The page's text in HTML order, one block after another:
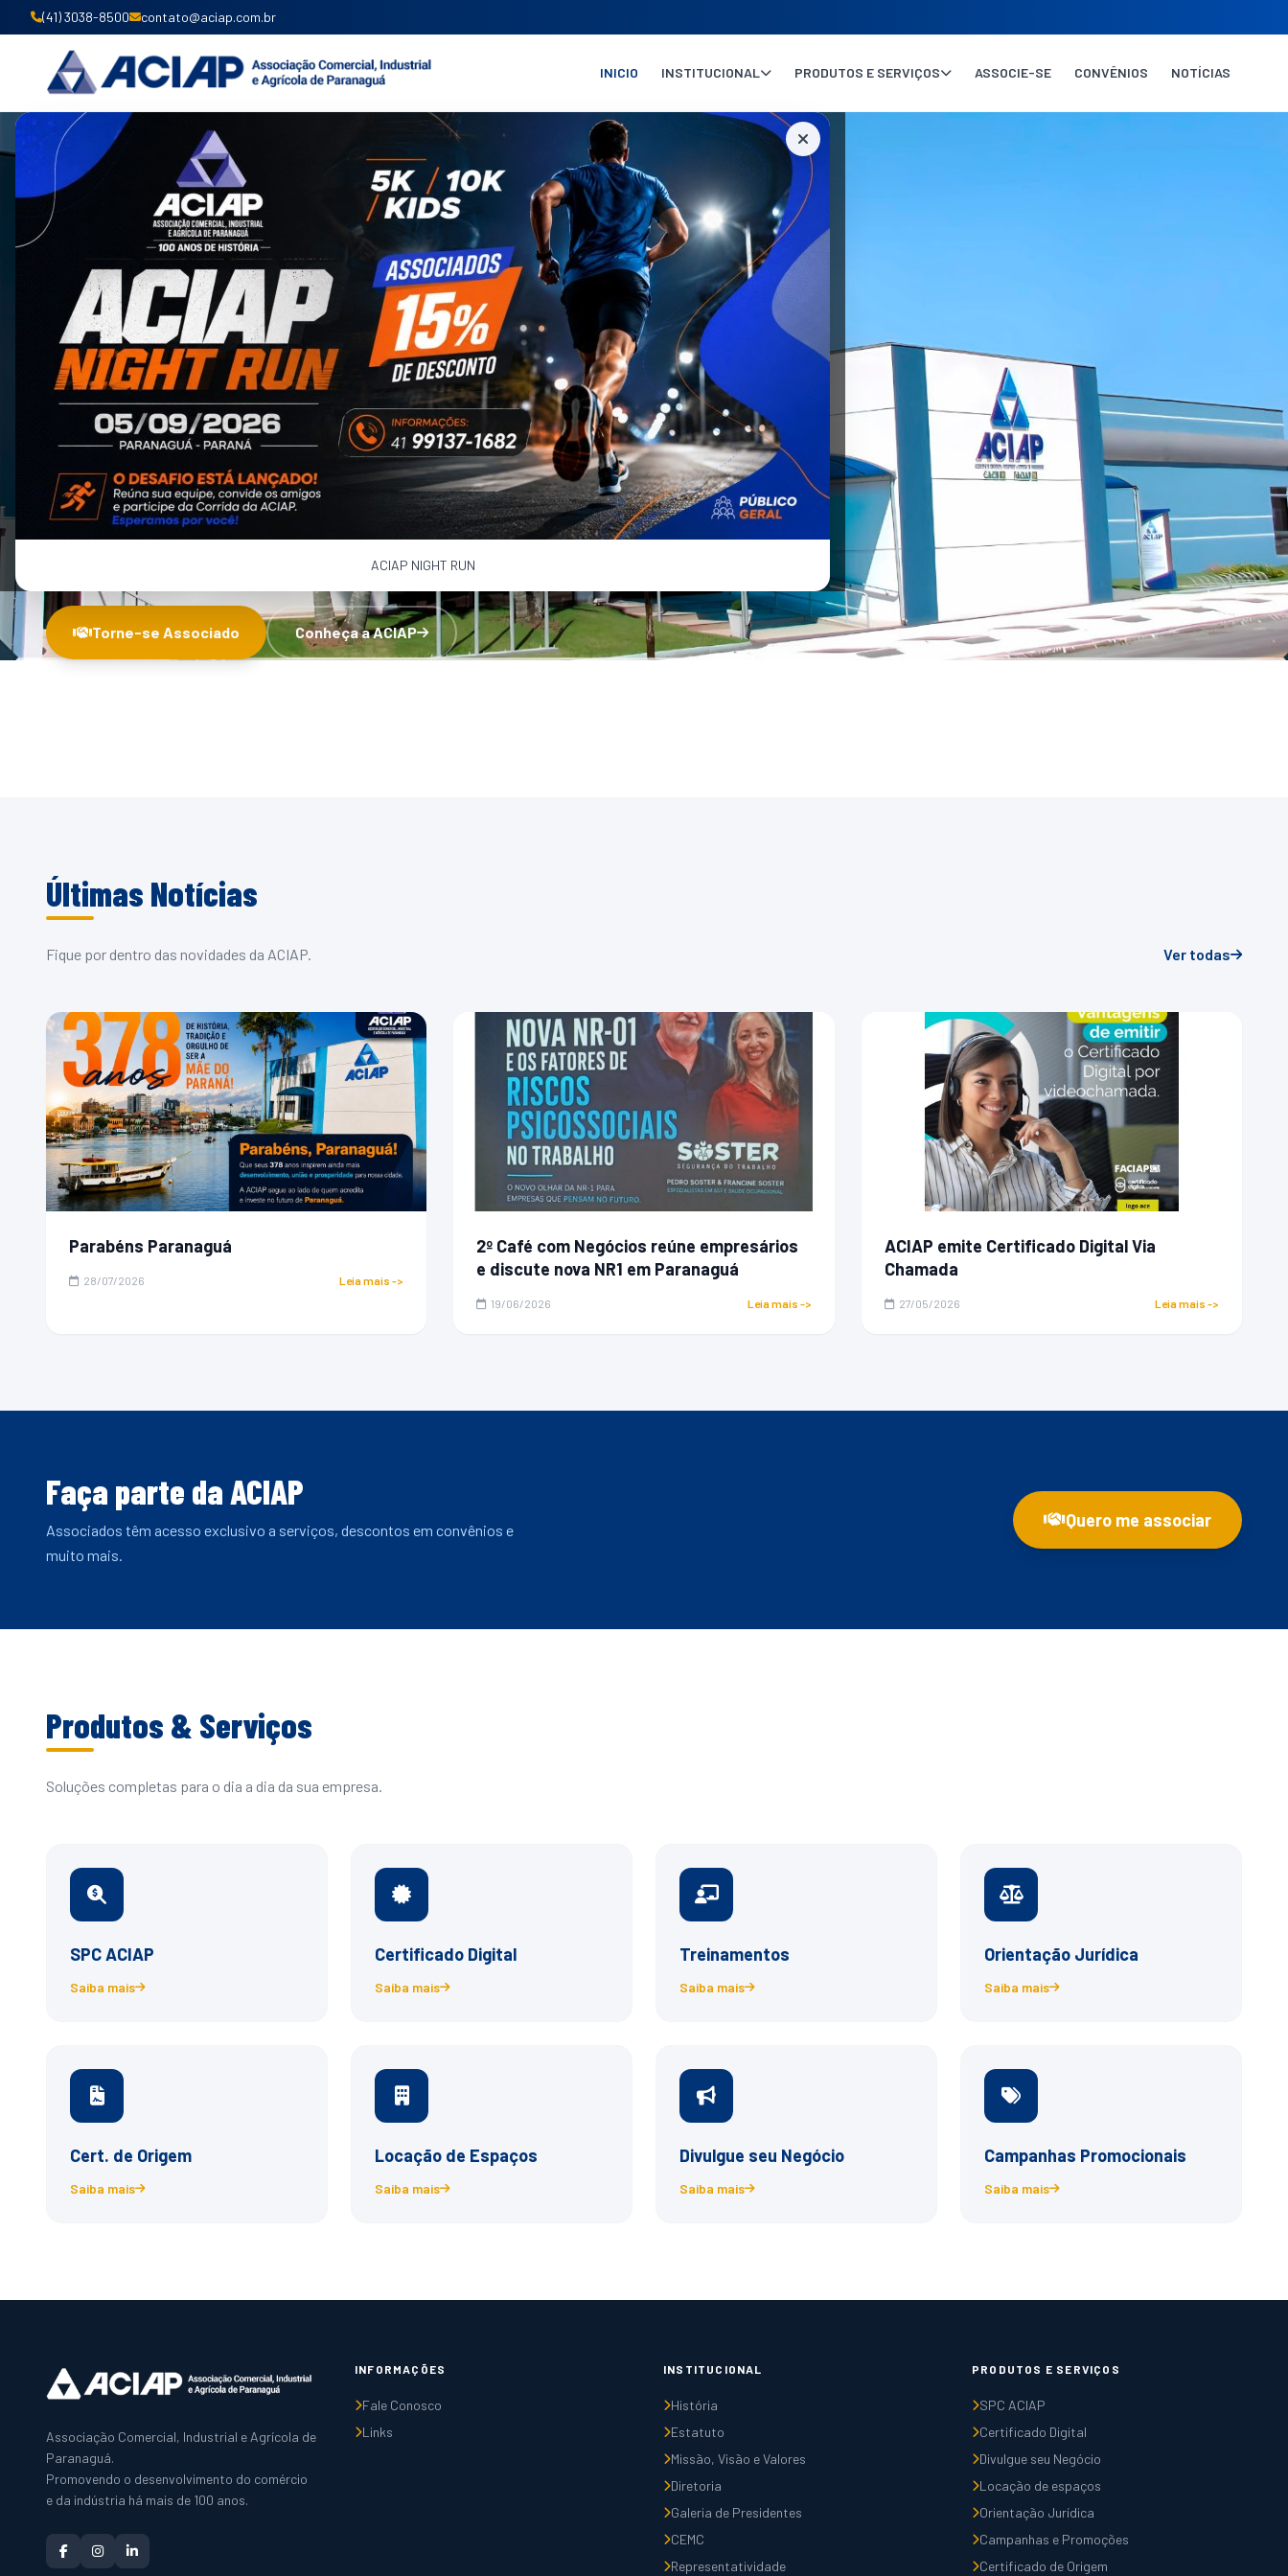
(41) 3038-8500 contato@aciap.com.br
INICIO INSTITUCIONAL PRODUTOS E SERVIÇOS ASSOCIE-SE CONVÊNIOS NOTÍCIAS
ACIAP NIGHT RUN
FORTALECENDO
O COMÉRCIO DE
PARANAGUÁ
A ACIAP representa e apoia empresas comerciais,
industriais e agrícolas de Paranaguá e região.
Torne-se Associado Conheça a ACIAP
Últimas Notícias
Fique por dentro das novidades da ACIAP. Ver todas
Parabéns Paranaguá
28/07/2026 Leia mais ->
2º Café com Negócios reúne empresários
e discute nova NR1 em Paranaguá
19/06/2026 Leia mais ->
ACIAP emite Certificado Digital Via
Chamada
27/05/2026 Leia mais ->
Faça parte da ACIAP
Associados têm acesso exclusivo a serviços, descontos em convênios e
muito mais.
Quero me associar
Produtos & Serviços
Soluções completas para o dia a dia da sua empresa.
SPC ACIAP
Saiba mais
Certificado Digital
Saiba mais
Treinamentos
Saiba mais
Orientação Jurídica
Saiba mais
Cert. de Origem
Saiba mais
Locação de Espaços
Saiba mais
Divulgue seu Negócio
Saiba mais
Campanhas Promocionais
Saiba mais
Associação Comercial, Industrial e Agrícola de
Paranaguá.
Promovendo o desenvolvimento do comércio
e da indústria há mais de 100 anos.
INFORMAÇÕES
Fale Conosco
Links
INSTITUCIONAL
História
Estatuto
Missão, Visão e Valores
Diretoria
Galeria de Presidentes
CEMC
Representatividade
PRODUTOS E SERVIÇOS
SPC ACIAP
Certificado Digital
Divulgue seu Negócio
Locação de espaços
Orientação Jurídica
Campanhas e Promoções
Certificado de Origem